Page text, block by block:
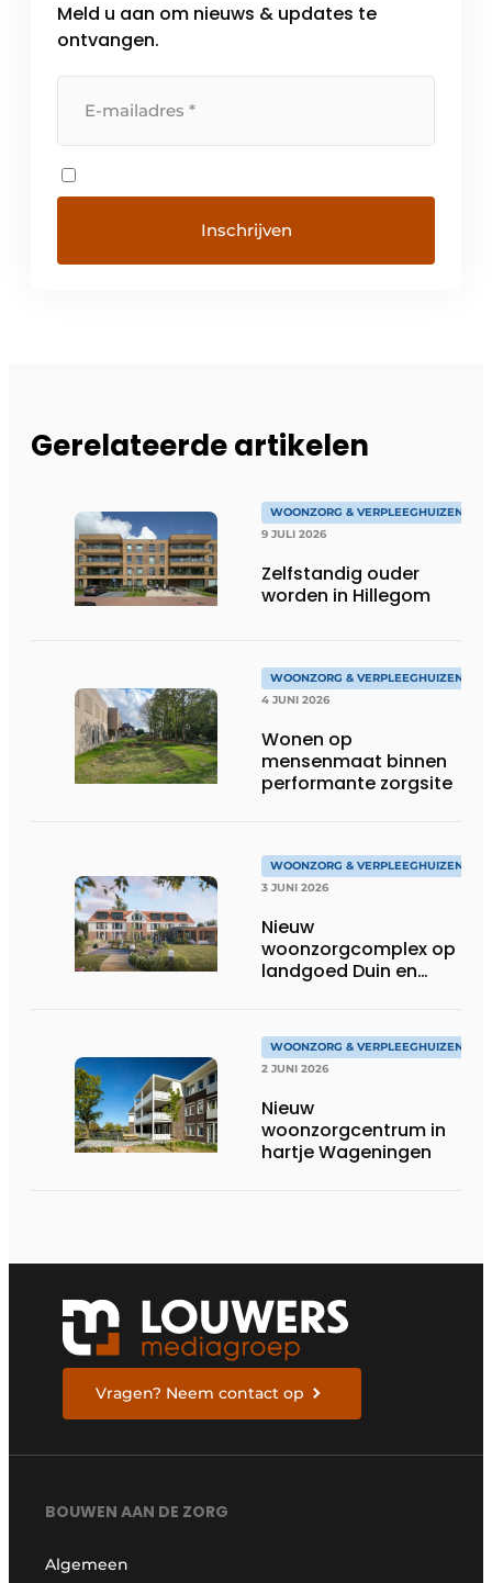
Meld u aan om nieuws & updates te
ontvangen.
Gerelateerde artikelen
WOONZORG & VERPLEEGHUIZEN
9 JULI 2026
Zelfstandig ouder
worden in Hillegom
WOONZORG & VERPLEEGHUIZEN
4 JUNI 2026
Wonen op
mensenmaat binnen
performante zorgsite
WOONZORG & VERPLEEGHUIZEN
3 JUNI 2026
Nieuw
woonzorgcomplex op
landgoed Duin en
WOONZORG & VERPLEEGHUIZEN
2 JUNI 2026
Nieuw
woonzorgcentrum in
hartje Wageningen
Vragen? Neem contact op
BOUWEN AAN DE ZORG
Algemeen